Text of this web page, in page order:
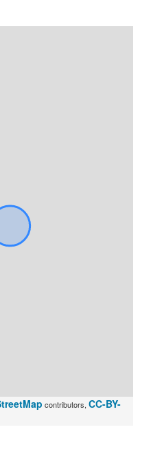
contributors, CC-BY-